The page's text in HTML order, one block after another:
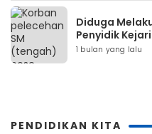
Diduga
Penyidik
1 bulan yang lalu
PENDIDIKAN KITA